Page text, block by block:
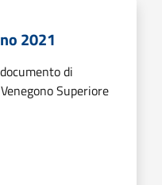
2021
di
Superiore